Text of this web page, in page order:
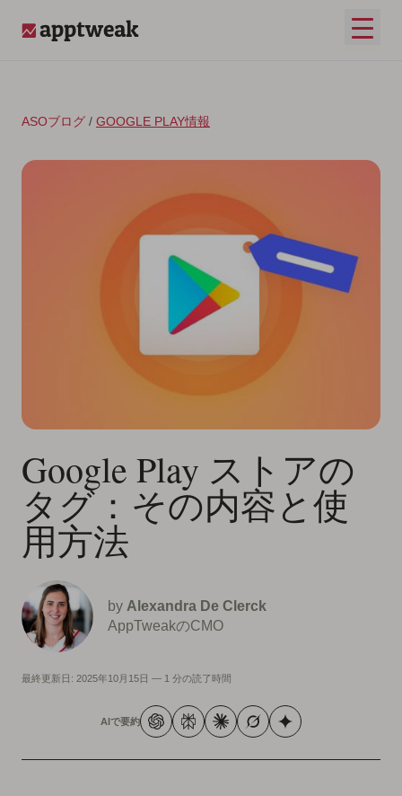
メイ
ASOブログ / GOOGLE PLAY情報
Google Play ストアの
タグ：その内容と使
用方法
by Alexandra De Clerck
AppTweakのCMO
最終更新日: 2025年10月15日 — 1 分の読了時間
AIで要約